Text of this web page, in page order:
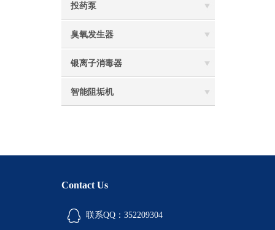
投药泵
臭氧发生器
银离子消毒器
智能阻垢机
Contact Us
联系QQ：352209304